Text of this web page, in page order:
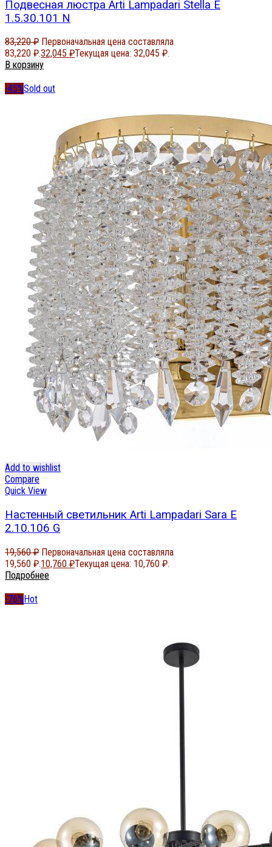
Подвесная люстра Arti Lampadari Stella E
1.5.30.101 N
83,220₽ Первоначальная цена составляла
83,220 ₽.32,045 ₽Текущая цена: 32,045 ₽.
В корзину
-45%Sold out
Add to wishlist
Compare
Quick View
Настенный светильник Arti Lampadari Sara E
2.10.106 G
19,560₽ Первоначальная цена составляла
19,560 ₽.10,760 ₽Текущая цена: 10,760 ₽.
Подробнее
-76%Hot